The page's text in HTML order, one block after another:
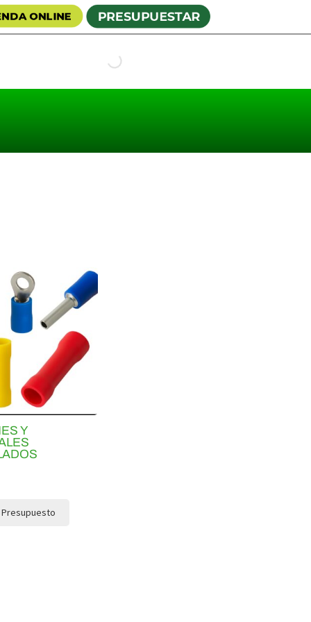
Y
Presupuesto